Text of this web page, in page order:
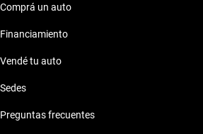
Comprá un auto
Financiamiento
Vendé tu auto
Sedes
Preguntas frecuentes